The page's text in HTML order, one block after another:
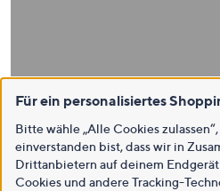
Für ein personalisiertes
Bitte wähle „Alle Cookies
einverstanden bist, dass wir in
Drittanbietern auf deinem
Cookies und andere Tracking-